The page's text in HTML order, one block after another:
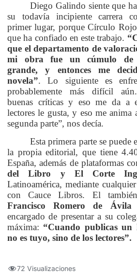
Diego Galindo siente que
su todavía incipiente carrera
primer lugar, porque Círculo
que ha confiado en este trabajo.
que el departamento de
mi obra fue un cúmulo de
grande, y entonces me
novela”. Lo siguiente es
probablemente más difícil
buenas críticas y eso me da a
lectores le gusta, y eso me
segunda parte”, nos decía.
Esta primera parte se puede
la propia editorial, que tiene
España, además de plataformas
del Libro y El Corte
Latinoamérica, mediante
con Cauce Libros. El
Francisco Romero de Ávila
encargado de presentar a su
máxima: “Cuando publicas
no es tuyo, sino de los lectores”.
72 Visualizaciones